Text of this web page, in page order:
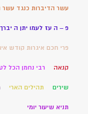
עשר הדיברות כנגד עשר
פ – ה עז לעמו יתן ה
פרי חכם איגרות קודש
קנאה רבי נחמן הכל
שירים תהילים הארי
תניא שיעור יומי